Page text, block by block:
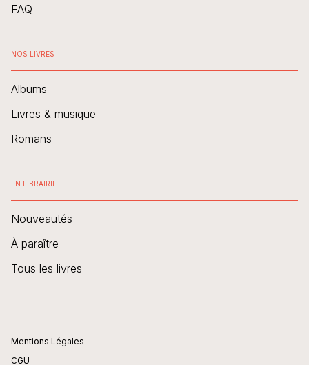
FAQ
NOS LIVRES
Albums
Livres & musique
Romans
EN LIBRAIRIE
Nouveautés
À paraître
Tous les livres
Mentions Légales
CGU